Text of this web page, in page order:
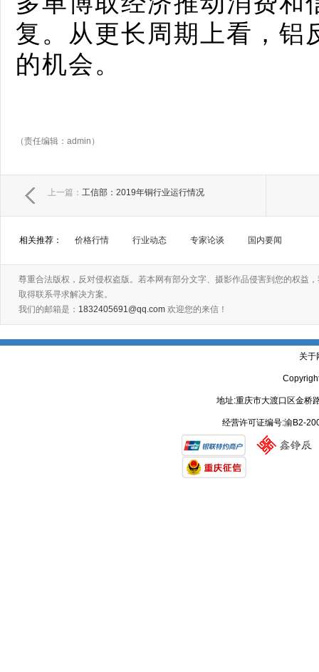
复。从更长周期上看，铝
的机会。
（责任编辑：admin）
上一篇： 工信部：2019年铜行业运行情况
相关推荐： 价格行情 行业动态 专家论谈 国内要闻
尊重合法版权，反对侵权盗版。若本网有部分文字、摄影作品侵害到您的权益
取得联系寻求解决方案。
我们的邮箱是： 1832405691@qq.com 欢迎您的来信！
关于
地址:重庆市大渡口区金
经营许可证编号:渝B2-